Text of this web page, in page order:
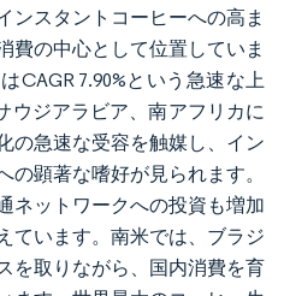
ンスタントコーヒーへの高ま
費の中心として位置していま
CAGR 7.90%という急速な上
ウジアラビア、南アフリカに
の急速な受容を触媒し、イン
顕著な嗜好が見られます。
ネットワークへの投資も増加
ています。南米では、ブラジ
を取りながら、国内消費を育